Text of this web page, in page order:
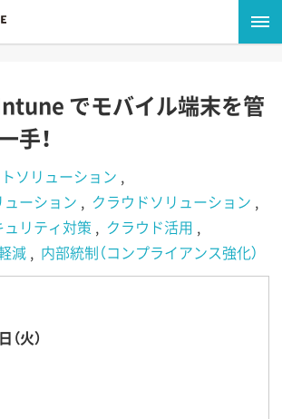
でモバイル端末を管
手！
ソリューション
ーション
クラウドソリューション
ュリティ対策
クラウド活用
減
内部統制（コンプライアンス強化）
火）